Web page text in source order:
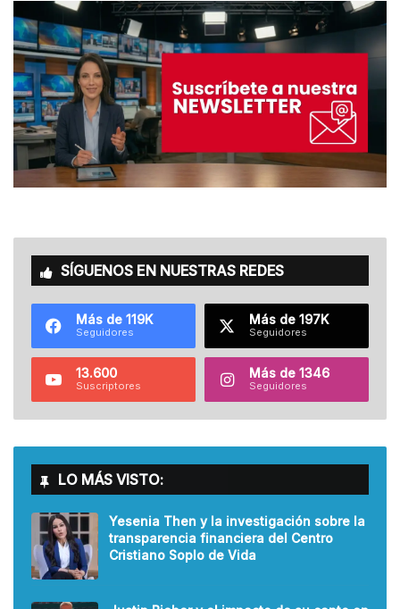
SÍGUENOS EN NUESTRAS REDES
Más de 119K
Seguidores
Más de 197K
Seguidores
13.600
Suscriptores
Más de 1346
Seguidores
LO MÁS VISTO:
Yesenia Then y la investigación sobre la
transparencia financiera del Centro
Cristiano Soplo de Vida